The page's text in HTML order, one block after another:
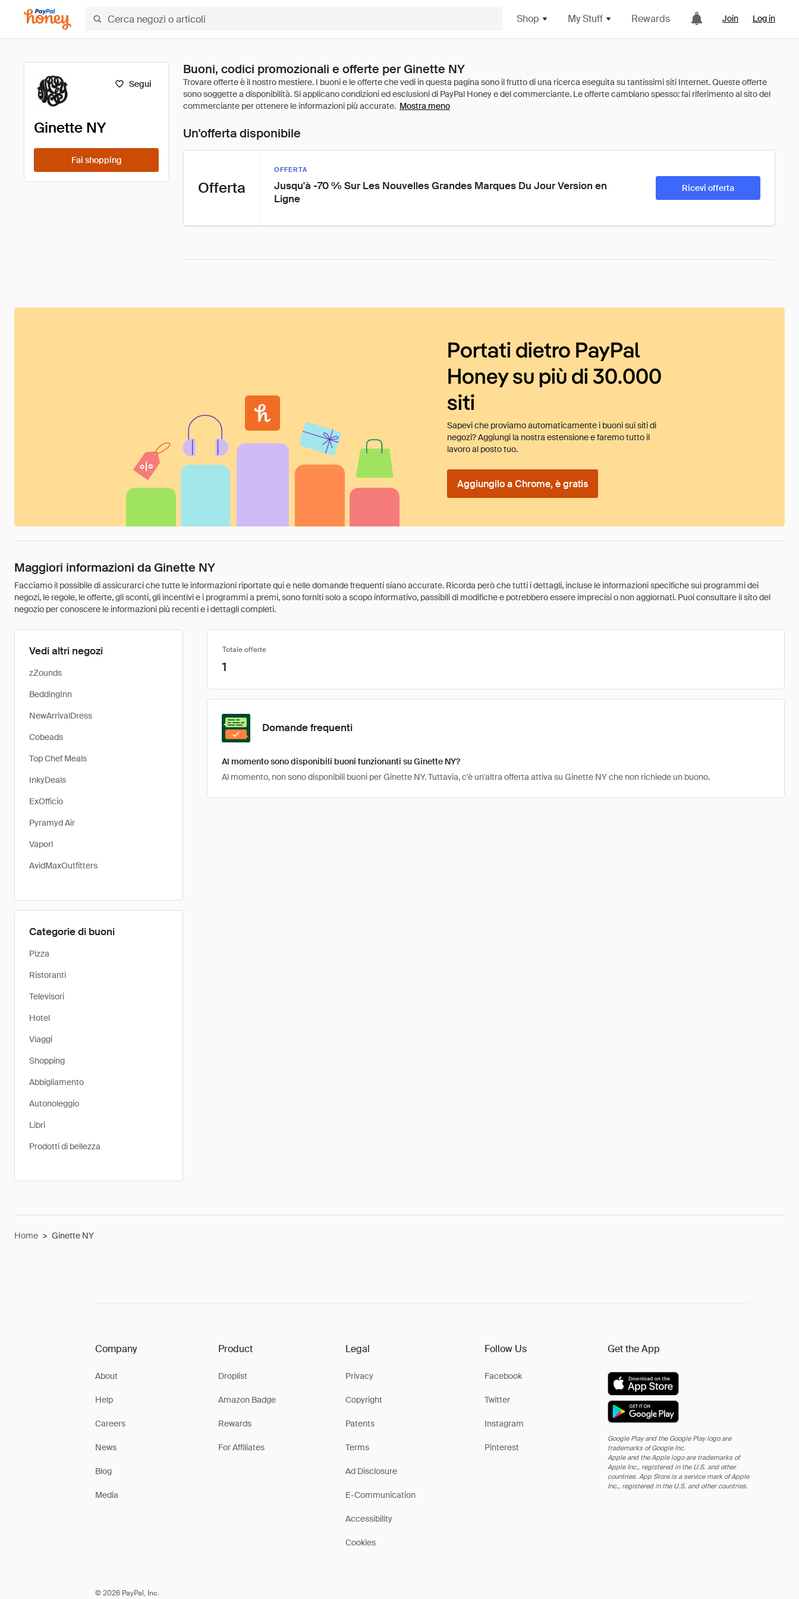
Shop My Stuff Rewards Join Log in
Segui
Ginette NY
Fai shopping
Buoni, codici promozionali e offerte per Ginette NY
Mostra meno
Un'offerta disponibile
Offerta
OFFERTA
Jusqu'à -70 % Sur Les Nouvelles Grandes Marques Du Jour Version en
Ligne
Ricevi offerta
Portati dietro PayPal
Honey su più di 30.000
siti
Sapevi che proviamo automaticamente i buoni sui siti di
negozi? Aggiungi la nostra estensione e faremo tutto il
lavoro al posto tuo.
Aggiungilo a Chrome, è gratis
Maggiori informazioni da Ginette NY
Facciamo il possibile di assicurarci che tutte le informazioni riportate qui e nelle domande frequenti siano accurate. Ricorda però che tutti i dettagli, incluse le informazioni specifiche sui programmi dei
negozi, le regole, le offerte, gli sconti, gli incentivi e i programmi a premi, sono forniti solo a scopo informativo, passibili di modifiche e potrebbero essere imprecisi o non aggiornati. Puoi consultare il sito del
negozio per conoscere le informazioni più recenti e i dettagli completi.
Vedi altri negozi
zZounds
BeddingInn
NewArrivalDress
Cobeads
Top Chef Meals
InkyDeals
ExOfficio
Pyramyd Air
Vaporl
AvidMaxOutfitters
Categorie di buoni
Pizza
Ristoranti
Televisori
Hotel
Viaggi
Shopping
Abbigliamento
Autonoleggio
Libri
Prodotti di bellezza
Totale offerte
1
Domande frequenti
Al momento sono disponibili buoni funzionanti su Ginette NY?
Al momento, non sono disponibili buoni per Ginette NY. Tuttavia, c'è un'altra offerta attiva su Ginette NY che non richiede un buono.
Home > Ginette NY
Company
About
Help
Careers
News
Blog
Media
Product
Droplist
Amazon Badge
Rewards
For Affiliates
Legal
Privacy
Copyright
Patents
Terms
Ad Disclosure
E-Communication
Accessibility
Cookies
Follow Us
Facebook
Twitter
Instagram
Pinterest
Get the App
Google Play and the Google Play logo are
trademarks of Google Inc.
Apple and the Apple logo are trademarks of
Apple Inc., registered in the U.S. and other
countries. App Store is a service mark of Apple
Inc., registered in the U.S. and other countries.
© 2026 PayPal, Inc.